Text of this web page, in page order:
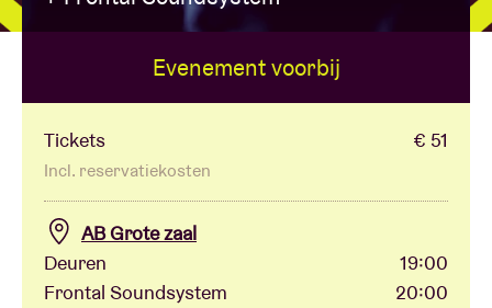
BRDCST
ABtv
Concertcheque
Evenement voorbij
Tickets € 51
Incl. reservatiekosten
AB Grote zaal
Deuren
19:00
Frontal Soundsystem
20:00